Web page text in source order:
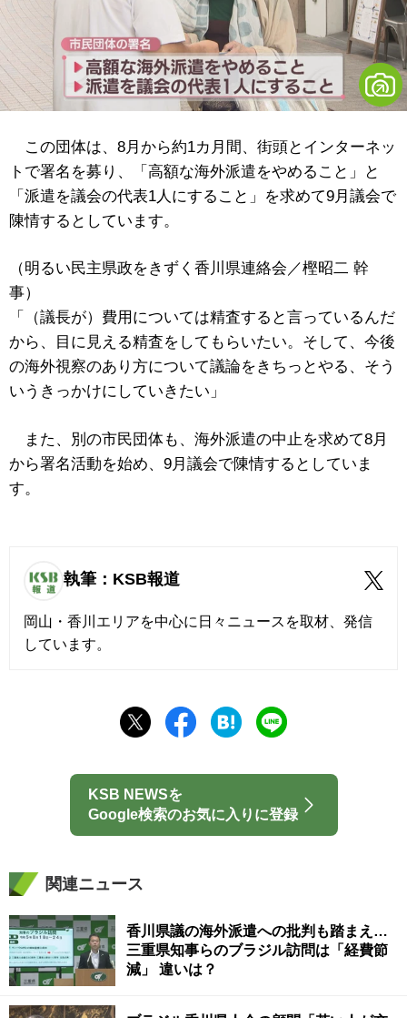
この団体は、8月から約1カ月間、街頭とインターネッ
トで署名を募り、「高額な海外派遣をやめること」と
「派遣を議会の代表1人にすること」を求めて9月議会で
陳情するとしています。
（明るい民主県政をきずく香川県連絡会／樫昭二 幹
事）
「（議長が）費用については精査すると言っているんだ
から、目に見える精査をしてもらいたい。そして、今後
の海外視察のあり方について議論をきちっとやる、そう
いうきっかけにしていきたい」
また、別の市民団体も、海外派遣の中止を求めて8月
から署名活動を始め、9月議会で陳情するとしていま
す。
執筆：KSB報道
岡山・香川エリアを中心に日々ニュースを取材、発信
しています。
KSB NEWSを
Google検索のお気に入りに登録
関連ニュース
香川県議の海外派遣への批判も踏まえ…
三重県知事らのブラジル訪問は「経費節
減」 違いは？